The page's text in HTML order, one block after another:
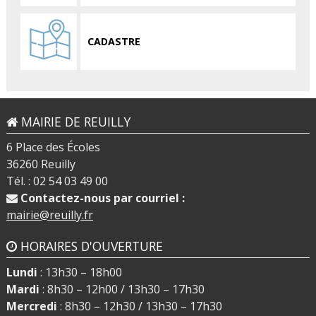
CADASTRE
MAIRIE DE REUILLY
6 Place des Écoles
36260 Reuilly
Tél. : 02 54 03 49 00
Contactez-nous par courriel :
mairie@reuilly.fr
HORAIRES D'OUVERTURE
Lundi : 13h30 – 18h00
Mardi : 8h30 – 12h00 / 13h30 – 17h30
Mercredi : 8h30 – 12h30 / 13h30 – 17h30